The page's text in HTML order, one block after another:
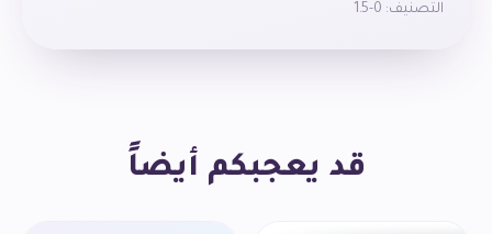
التصنيف: 0-1.5
قد يعجبكم أيضاً